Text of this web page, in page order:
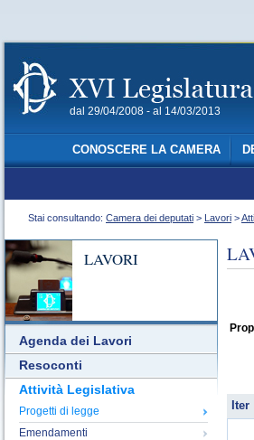
dal 29/04/2008 - al 14/03/2013
CONOSCERE LA CAMERA
Stai consultando: Camera dei deputati > Lavori >
LAVORI
Agenda dei Lavori
Resoconti
Attività Legislativa
Progetti di legge
Emendamenti
Iter